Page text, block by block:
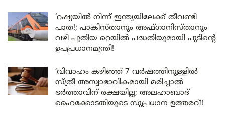
‘റഷ്യയിൽ നിന്ന് ഇന്ത്യയിലേക്ക് തീവണ്ടി
പാത!; പാകിസ്താനും അഫ്ഗാനിസ്താനും
വഴി പുതിയ റെയിൽ പദ്ധതിയുമായി പുടിന്റെ
ഉപപ്രധാനമന്ത്രി!
‘വിവാഹം കഴിഞ്ഞ് 7 വർഷത്തിനുള്ളിൽ
സ്ത്രീ അസ്വാഭാവികമായി മരിച്ചാൽ
ഭർത്താവിന് രക്ഷയില്ല; അലഹാബാദ്
ഹൈക്കോടതിയുടെ സുപ്രധാന ഉത്തരവ്!